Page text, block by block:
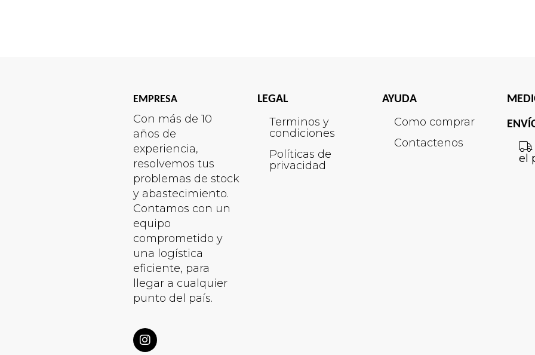
EMPRESA
Con más de 10
años de
experiencia,
resolvemos tus
problemas de stock
y abastecimiento.
Contamos con un
equipo
comprometido y
una logística
eficiente, para
llegar a cualquier
punto del país.
LEGAL
Terminos y
condiciones
Políticas de
privacidad
AYUDA
Como comprar
Contactenos
el